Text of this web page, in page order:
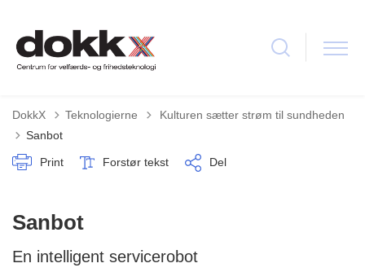
DokkX Teknologierne Tilbage til
Kulturen sætter strøm til sundheden
Sanbot
Print Forstør tekst Del
Sanbot
En intelligent servicerobot